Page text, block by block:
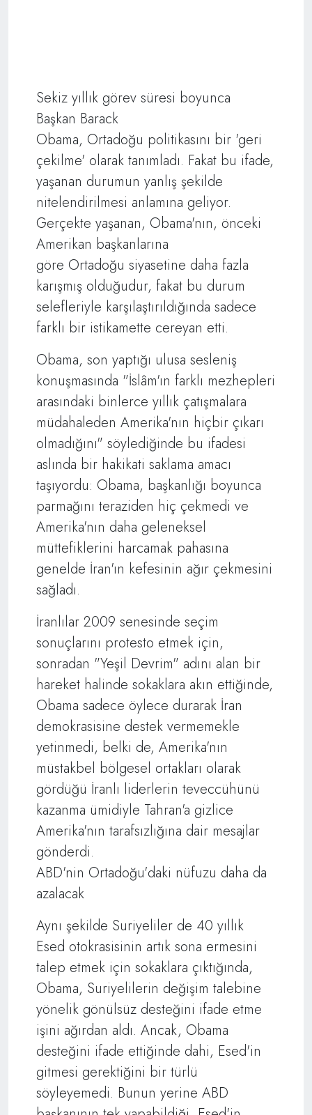
Sekiz yıllık görev süresi boyunca
Başkan Barack
Obama, Ortadoğu politikasını bir 'geri
çekilme' olarak tanımladı. Fakat bu ifade,
yaşanan durumun yanlış şekilde
nitelendirilmesi anlamına geliyor.
Gerçekte yaşanan, Obama'nın, önceki
Amerikan başkanlarına
göre Ortadoğu siyasetine daha fazla
karışmış olduğudur, fakat bu durum
selefleriyle karşılaştırıldığında sadece
farklı bir istikamette cereyan etti.
Obama, son yaptığı ulusa sesleniş
konuşmasında "İslâm'ın farklı mezhepleri
arasındaki binlerce yıllık çatışmalara
müdahaleden Amerika'nın hiçbir çıkarı
olmadığını" söylediğinde bu ifadesi
aslında bir hakikati saklama amacı
taşıyordu: Obama, başkanlığı boyunca
parmağını teraziden hiç çekmedi ve
Amerika'nın daha geleneksel
müttefiklerini harcamak pahasına
genelde İran'ın kefesinin ağır çekmesini
sağladı.
İranlılar 2009 senesinde seçim
sonuçlarını protesto etmek için,
sonradan "Yeşil Devrim" adını alan bir
hareket halinde sokaklara akın ettiğinde,
Obama sadece öylece durarak İran
demokrasisine destek vermemekle
yetinmedi, belki de, Amerika'nın
müstakbel bölgesel ortakları olarak
gördüğü İranlı liderlerin teveccühünü
kazanma ümidiyle Tahran'a gizlice
Amerika'nın tarafsızlığına dair mesajlar
gönderdi.
ABD'nin Ortadoğu'daki nüfuzu daha da
azalacak
Aynı şekilde Suriyeliler de 40 yıllık
Esed otokrasisinin artık sona ermesini
talep etmek için sokaklara çıktığında,
Obama, Suriyelilerin değişim talebine
yönelik gönülsüz desteğini ifade etme
işini ağırdan aldı. Ancak, Obama
desteğini ifade ettiğinde dahi, Esed'in
gitmesi gerektiğini bir türlü
söyleyemedi. Bunun yerine ABD